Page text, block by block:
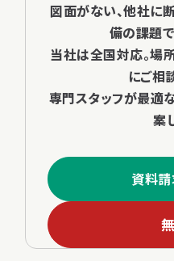
図面がない、他社に
備の課題
当社は全国対応。場
にご相
専門スタッフが最適
案
資料